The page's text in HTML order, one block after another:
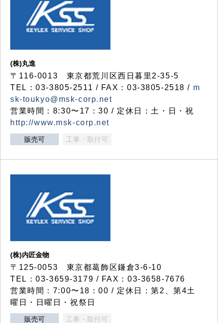
(株)丸進
〒116-0013 東京都荒川区西日暮里2-35-5
TEL：03-3805-2511 / FAX：03-3805-2518 / m
sk-toukyo@msk-corp.net
営業時間：8:30〜17：30 / 定休日：土・日・祝
http://www.msk-corp.net
販売可 工事・取付可
(株)内匠金物
〒125-0053 東京都葛飾区鎌倉3-6-10
TEL：03-3659-3179 / FAX：03-3658-7676
営業時間：7:00〜18：00 / 定休日：第2、第4土
曜日・日曜日・祝祭日
販売可 工事・取付可